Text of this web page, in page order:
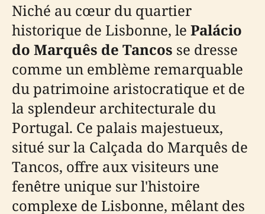
Niché au cœur du quartier
historique de Lisbonne, le Palácio
do Marquês de Tancos se dresse
comme un emblème remarquable
du patrimoine aristocratique et de
la splendeur architecturale du
Portugal. Ce palais majestueux,
situé sur la Calçada do Marquês de
Tancos, offre aux visiteurs une
fenêtre unique sur l'histoire
complexe de Lisbonne, mêlant des